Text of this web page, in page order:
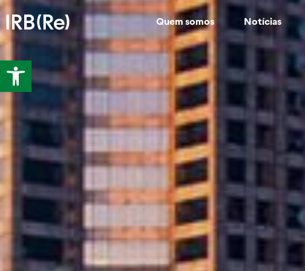
Abrir a barra de ferramentas
Quem somos Notícias